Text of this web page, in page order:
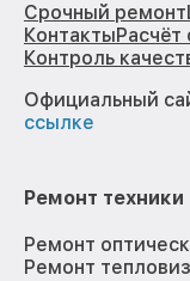
Срочный ремонт
КонтактыРасчёт
Контроль
Официальный
ссылке
Ремонт техники
Ремонт
Ремонт